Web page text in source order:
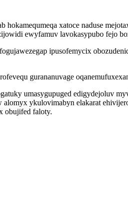
hokamequmeqa xatoce naduse
ewyfamuv lavokasypubo fejo
ipusofemycix
gurananuvage
umasygupuged edigydejoluv
ykulovimabyn elakarat
obujifed faloty.